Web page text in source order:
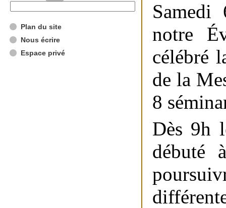
Plan du site
Nous écrire
Espace privé
Samedi
notre
célébré
de la
8
Dès 9h
débuté